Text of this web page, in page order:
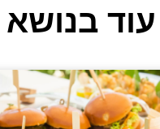
עוד בנושא